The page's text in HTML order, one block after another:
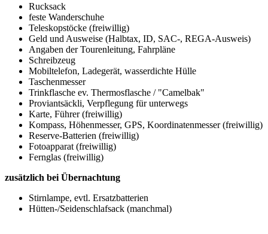
Rucksack
feste Wanderschuhe
Teleskopstöcke (freiwillig)
Geld und Ausweise (Halbtax, ID, SAC-, REGA-Ausweis)
Angaben der Tourenleitung, Fahrpläne
Schreibzeug
Mobiltelefon, Ladegerät, wasserdichte Hülle
Taschenmesser
Trinkflasche ev. Thermosflasche / "Camelbak"
Proviantsäckli, Verpflegung für unterwegs
Karte, Führer (freiwillig)
Kompass, Höhenmesser, GPS, Koordinatenmesser (freiwillig)
Reserve-Batterien (freiwillig)
Fotoapparat (freiwillig)
Fernglas (freiwillig)
zusätzlich bei Übernachtung
Stirnlampe, evtl. Ersatzbatterien
Hütten-/Seidenschlafsack (manchmal)